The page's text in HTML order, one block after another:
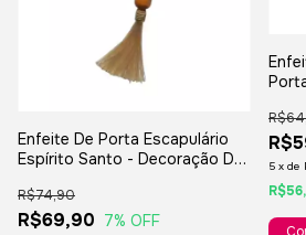
Enfeite De Porta Escapulário
Espírito Santo - Decoração De
R$69,90
R$74,90
7% OFF
5 x de